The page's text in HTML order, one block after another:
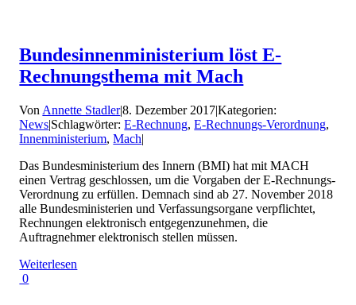
Bundesinnenministerium löst E-
Rechnungsthema mit Mach
Von Annette Stadler|8. Dezember 2017|Kategorien:
News|Schlagwörter:E-Rechnung,E-Rechnungs-Verordnung,
Innenministerium,Mach|
Das Bundesministerium des Innern (BMI) hat mit MACH
einen Vertrag geschlossen, um die Vorgaben der E-Rechnungs-
Verordnung zu erfüllen. Demnach sind ab 27. November 2018
alle Bundesministerien und Verfassungsorgane verpflichtet,
Rechnungen elektronisch entgegenzunehmen, die
Auftragnehmer elektronisch stellen müssen.
Weiterlesen
0